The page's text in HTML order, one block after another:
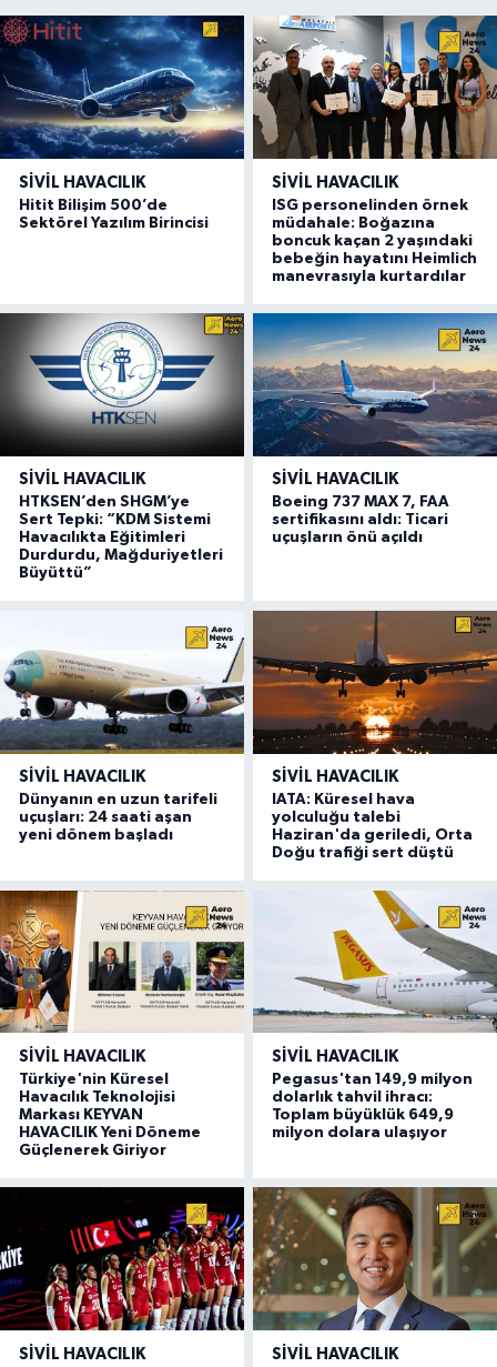
SIVIL HAVACILIK
Hitit Bilişim 500’de
Sektörel Yazılım Birincisi
SIVIL HAVACILIK
ISG personelinden örnek
müdahale: Boğazına
boncuk kaçan 2 yaşındaki
bebeğin hayatını Heimlich
manevrasıyla kurtardılar
SIVIL HAVACILIK
HTKSEN’den SHGM’ye
Sert Tepki: “KDM Sistemi
Havacılıkta Eğitimleri
Durdurdu, Mağduriyetleri
Büyüttü”
SIVIL HAVACILIK
Boeing 737 MAX 7, FAA
sertifikasını aldı: Ticari
uçuşların önü açıldı
SIVIL HAVACILIK
Dünyanın en uzun tarifeli
uçuşları: 24 saati aşan
yeni dönem başladı
SIVIL HAVACILIK
IATA: Küresel hava
yolculuğu talebi
Haziran'da geriledi, Orta
Doğu trafiği sert düştü
SIVIL HAVACILIK
Türkiye'nin Küresel
Havacılık Teknolojisi
Markası KEYVAN
HAVACILIK Yeni Döneme
Güçlenerek Giriyor
SIVIL HAVACILIK
Pegasus'tan 149,9 milyon
dolarlık tahvil ihracı:
Toplam büyüklük 649,9
milyon dolara ulaşıyor
SIVIL HAVACILIK SIVIL HAVACILIK